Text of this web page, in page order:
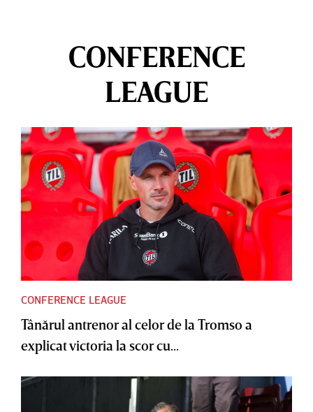
CONFERENCE
LEAGUE
CONFERENCE LEAGUE
Tânărul antrenor al celor de la Tromso a
explicat victoria la scor cu...